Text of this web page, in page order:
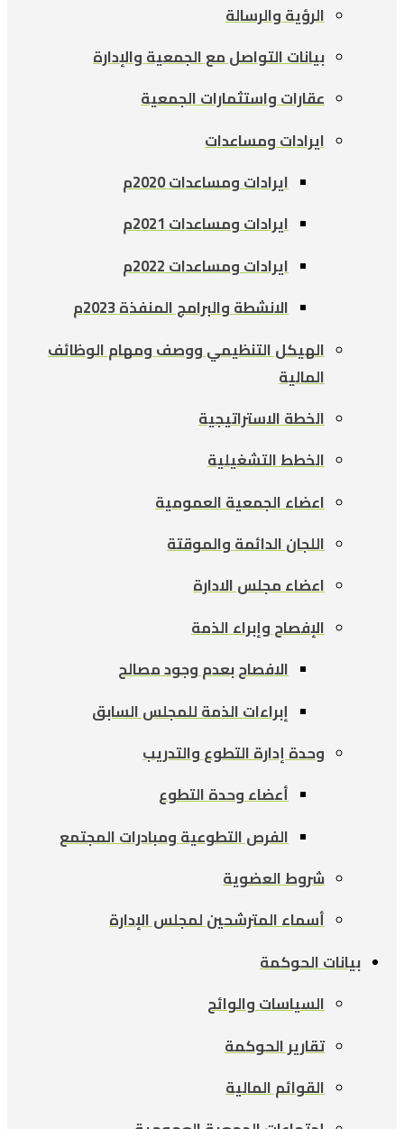
الرؤية والرسالة
بيانات التواصل مع الجمعية والإدارة
عقارات واستثمارات الجمعية
ايرادات ومساعدات
ايرادات ومساعدات 2020م
ايرادات ومساعدات 2021م
ايرادات ومساعدات 2022م
الانشطة والبرامج المنفذة 2023م
الهيكل التنظيمي ووصف ومهام الوظائف
المالية
الخطة الاستراتيجية
الخطط التشغيلية
اعضاء الجمعية العمومية
اللجان الدائمة والموقتة
اعضاء مجلس الادارة
الإفصاح وإبراء الذمة
الافصاح بعدم وجود مصالح
إبراءات الذمة للمجلس السابق
وحدة إدارة التطوع والتدريب
أعضاء وحدة التطوع
الفرص التطوعية ومبادرات المجتمع
شروط العضوية
أسماء المترشحين لمجلس الإدارة
بيانات الحوكمة
السياسات والوائح
تقارير الحوكمة
القوائم المالية